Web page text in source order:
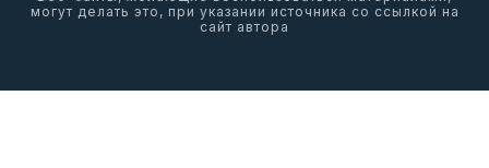
могут делать это, при указании источника со ссылкой на
сайт автора